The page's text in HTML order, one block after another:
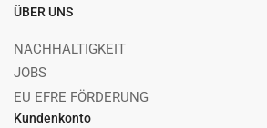
ÜBER UNS
NACHHALTIGKEIT
JOBS
EU EFRE FÖRDERUNG
Kundenkonto